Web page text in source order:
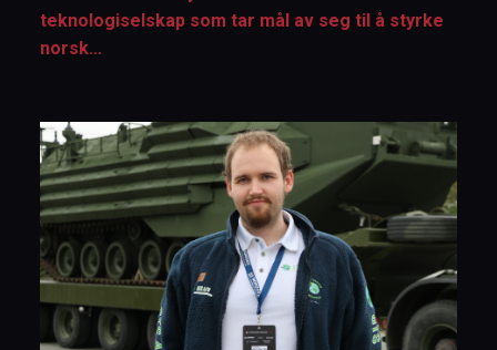
teknologiselskap som tar mål av seg til å styrke
norsk...